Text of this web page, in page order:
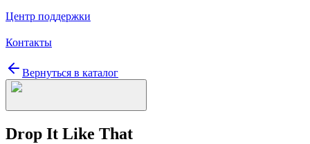
Центр поддержки
Контакты
Вернуться в каталог
Drop It Like That